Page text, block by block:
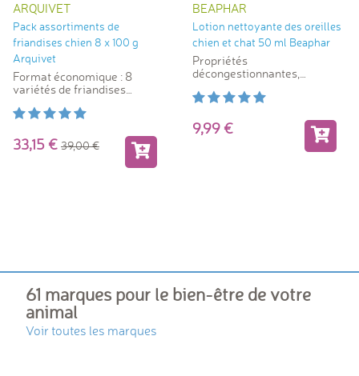
ARQUIVET
Pack assortiments de
friandises chien 8 x 100 g
Arquivet
Format économique : 8
variétés de friandises
33,15 39,00
BEAPHAR
Lotion nettoyante des oreilles
chien et chat 50 ml Beaphar
Propriétés
décongestionnantes,
analgésiques
9,99
61 marques pour le bien-être de votre
animal
Voir toutes les marques